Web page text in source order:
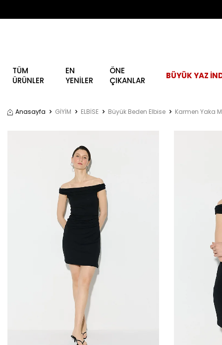
TÜM
ÜRÜNLER
EN
YENİLER
ÖNE
ÇIKANLAR
BÜYÜK YAZ
Anasayfa GİYİM ELBİSE Büyük Beden Elbise Karmen Yaka